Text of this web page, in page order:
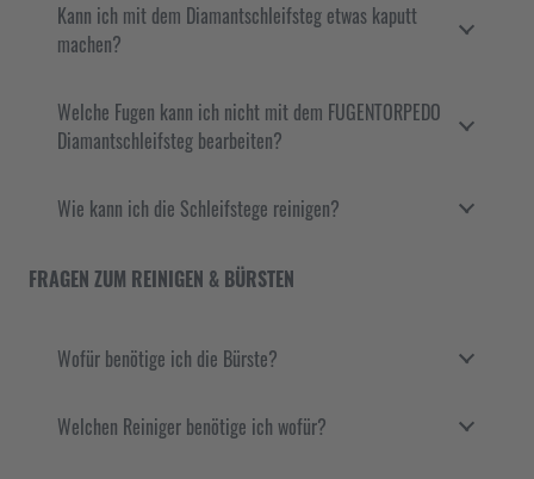
Kann ich mit dem Diamantschleifsteg etwas kaputt
machen?
Welche Fugen kann ich nicht mit dem FUGENTORPEDO
Diamantschleifsteg bearbeiten?
Wie kann ich die Schleifstege reinigen?
FRAGEN ZUM REINIGEN & BÜRSTEN
Wofür benötige ich die Bürste?
Welchen Reiniger benötige ich wofür?